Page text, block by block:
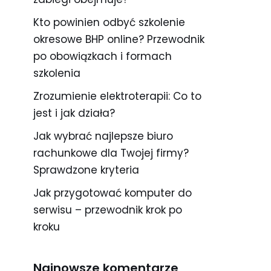
Kto powinien odbyć szkolenie
okresowe BHP online? Przewodnik
po obowiązkach i formach
szkolenia
Zrozumienie elektroterapii: Co to
jest i jak działa?
Jak wybrać najlepsze biuro
rachunkowe dla Twojej firmy?
Sprawdzone kryteria
Jak przygotować komputer do
serwisu – przewodnik krok po
kroku